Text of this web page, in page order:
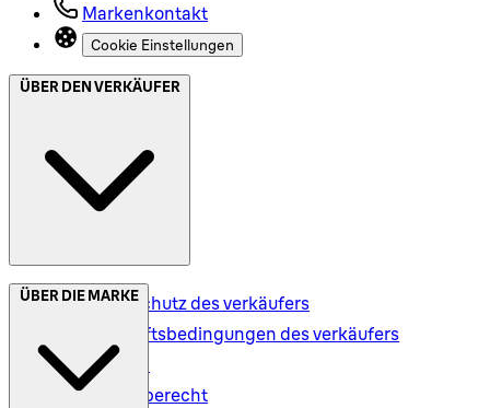
Markenkontakt
Cookie Einstellungen
ÜBER DEN VERKÄUFER
Datenschutz des verkäufers
Geschäftsbedingungen des verkäufers
Versand
Rückgaberecht
ÜBER DIE MARKE